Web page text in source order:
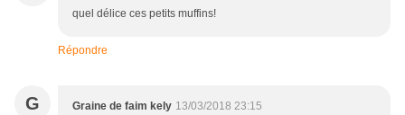
quel délice ces petits muffins!
Répondre
G Graine de faim kely 13/03/2018 23:15